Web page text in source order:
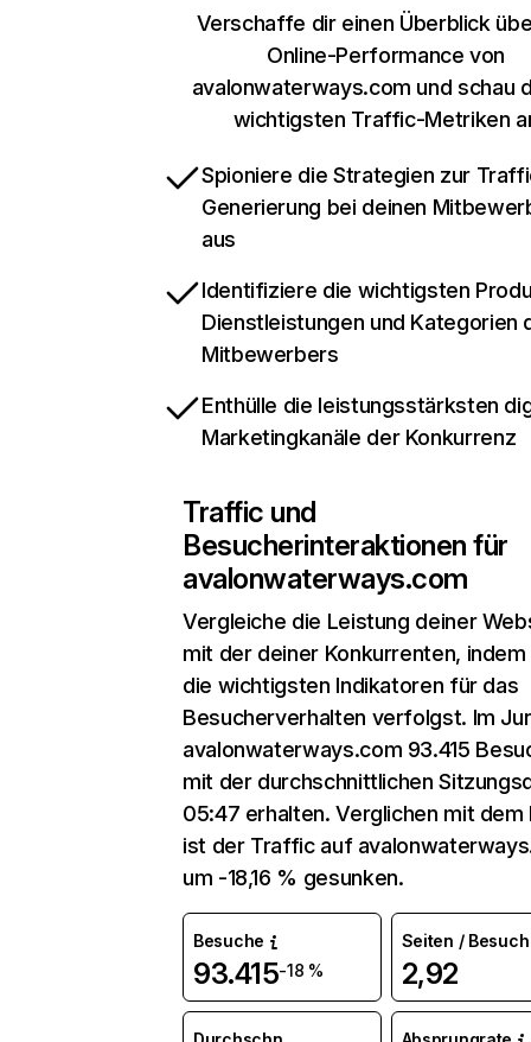
Verschaffe dir einen Überblick
Online-Performance von
avalonwaterways.com und schau
wichtigsten Traffic-Metriken
Spioniere die Strategien zur
Generierung bei deinen
aus
Identifiziere die wichtigsten
Dienstleistungen und Kategorien
Mitbewerbers
Enthülle die leistungsstärksten
Marketingkanäle der Konkurrenz
Traffic und
Besucherinteraktionen für
avalonwaterways.com
Vergleiche die Leistung deiner
mit der deiner Konkurrenten, indem
die wichtigsten Indikatoren für das
Besucherverhalten verfolgst. Im
avalonwaterways.com 93.415
mit der durchschnittlichen
05:47 erhalten. Verglichen mit dem
ist der Traffic auf
um -18,16 % gesunken.
Besuche
93.415-18 %
Seiten / Besuch
2,92